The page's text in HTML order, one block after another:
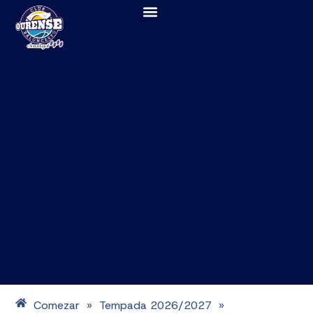
Comezar » Tempada 2026/2027 »